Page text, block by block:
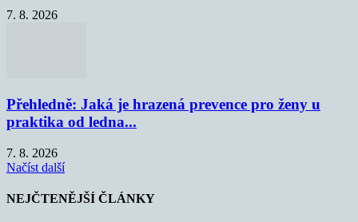
7. 8. 2026
Přehledně: Jaká je hrazená prevence pro ženy u
praktika od ledna...
7. 8. 2026
Načíst další
NEJČTENĚJŠÍ ČLÁNKY